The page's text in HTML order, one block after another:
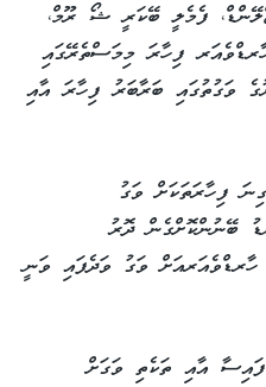
ފެމެލީ ބޭކަރީ ޝޯ ރޫމް،
ފިހާރަ މިމަސްތެރޭގައި
ވަގުތުގައި ބަރާބަރު ފިހާރަ އާއި
ފިހާރަތަކަށް ވަގު
ބޭނުންކޮށްގެން ދޮރު
ވަގު ވަދެފައި ވަނީ
އާއި ތަކެތި ވަގަށް